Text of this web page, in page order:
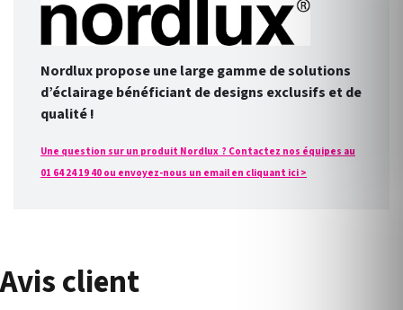
Nordlux propose une large gamme de solutions
d’éclairage bénéficiant de designs exclusifs et de
qualité !
Une question sur un produit Nordlux ? Contactez nos équipes au
01 64 24 19 40 ou envoyez-nous un email en cliquant ici >
Avis client